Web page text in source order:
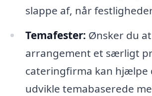
slappe af, når
Temafester: Ønsker du
arrangement et særligt
cateringfirma kan hjælpe
udvikle temabaserede